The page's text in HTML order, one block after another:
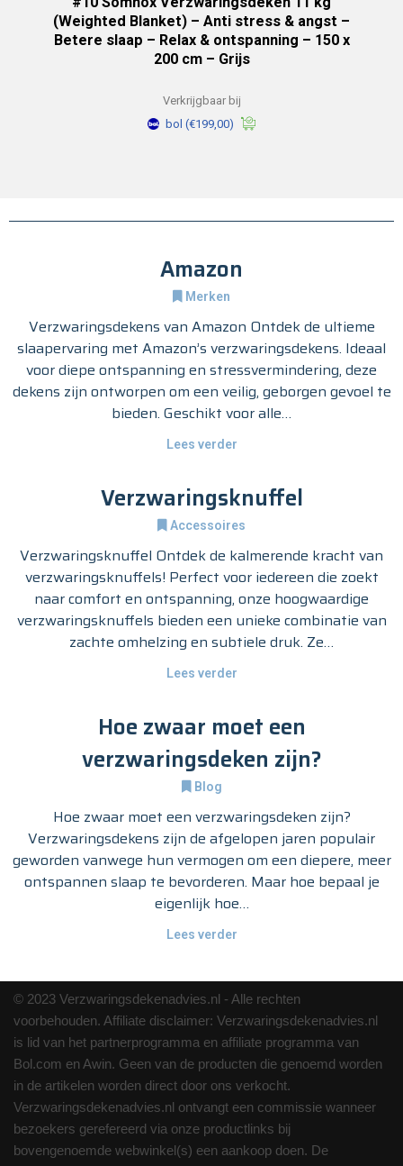
(Weighted Blanket) – Anti stress & angst –
Betere slaap – Relax & ontspanning – 150 x
200 cm – Grijs
Verkrijgbaar bij
bol (€199,00)
Amazon
Merken
Verzwaringsdekens van Amazon Ontdek de ultieme
slaapervaring met Amazon’s verzwaringsdekens. Ideaal
voor diepe ontspanning en stressvermindering, deze
dekens zijn ontworpen om een veilig, geborgen gevoel te
bieden. Geschikt voor alle…
Lees verder
Verzwaringsknuffel
Accessoires
Verzwaringsknuffel Ontdek de kalmerende kracht van
verzwaringsknuffels! Perfect voor iedereen die zoekt
naar comfort en ontspanning, onze hoogwaardige
verzwaringsknuffels bieden een unieke combinatie van
zachte omhelzing en subtiele druk. Ze…
Lees verder
Hoe zwaar moet een
verzwaringsdeken zijn?
Blog
Hoe zwaar moet een verzwaringsdeken zijn?
Verzwaringsdekens zijn de afgelopen jaren populair
geworden vanwege hun vermogen om een diepere, meer
ontspannen slaap te bevorderen. Maar hoe bepaal je
eigenlijk hoe…
Lees verder
© 2023 Verzwaringsdekenadvies.nl - Alle rechten
voorbehouden. Affiliate disclaimer: Verzwaringsdekenadvies.nl
is lid van het partnerprogramma en affiliate programma van
Bol.com en Awin. Geen van de producten die genoemd worden
in de artikelen worden direct door ons verkocht.
Verzwaringsdekenadvies.nl ontvangt een commissie wanneer
bezoekers gerefereerd via onze productlinks bij
bovengenoemde webwinkel(s) een aankoop doen. De